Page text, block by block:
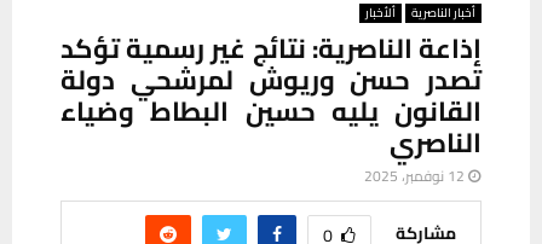
أخبار الناصرية ألأخبار
إذاعة الناصرية: نتائج غير رسمية تؤكد
تصدر حسن وريوش لمرشحي دولة
القانون يليه حسين البطاط وضياء
الناصري
12 نوفمبر، 2025
مشاركة 0